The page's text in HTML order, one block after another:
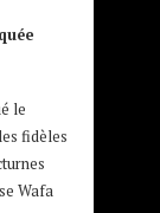
le
fidèles
Wafa